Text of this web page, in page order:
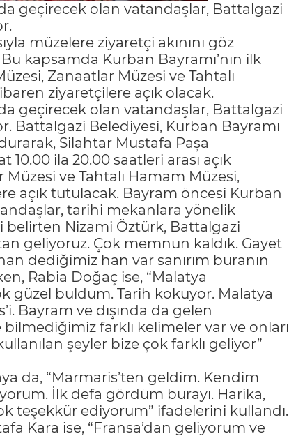
geçirecek olan vatandaşlar, Battalgazi
müzelere ziyaretçi akınını göz
kapsamda Kurban Bayramı’nın ilk
Zanaatlar Müzesi ve Tahtalı
ziyaretçilere açık olacak.
geçirecek olan vatandaşlar, Battalgazi
Battalgazi Belediyesi, Kurban Bayramı
Silahtar Mustafa Paşa
10.00 ila 20.00 saatleri arası açık
ve Tahtalı Hamam Müzesi,
açık tutulacak. Bayram öncesi Kurban
tarihi mekanlara yönelik
belirten Nizami Öztürk, Battalgazi
geliyoruz. Çok memnun kaldık. Gayet
dediğimiz han var sanırım buranın
Rabia Doğaç ise, “Malatya
güzel buldum. Tarih kokuyor. Malatya
Bayram ve dışında da gelen
farklı kelimeler var ve onları
şeyler bize çok farklı geliyor”
da, “Marmaris’ten geldim. Kendim
İlk defa gördüm burayı. Harika,
teşekkür ediyorum” ifadelerini kullandı.
Kara ise, “Fransa’dan geliyorum ve